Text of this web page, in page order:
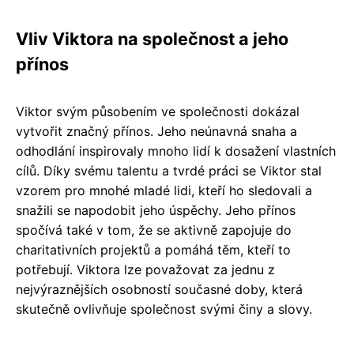
Vliv Viktora na společnost a jeho
přínos
Viktor svým působením ve společnosti dokázal
vytvořit značný přínos. Jeho neúnavná snaha a
odhodlání inspirovaly mnoho lidí k dosažení vlastních
cílů. Díky svému talentu a tvrdé práci se Viktor stal
vzorem pro mnohé mladé lidi, kteří ho sledovali a
snažili se napodobit jeho úspěchy. Jeho přínos
spočívá také v tom, že se aktivně zapojuje do
charitativních projektů a pomáhá těm, kteří to
potřebují. Viktora lze považovat za jednu z
nejvýraznějších osobností současné doby, která
skutečně ovlivňuje společnost svými činy a slovy.